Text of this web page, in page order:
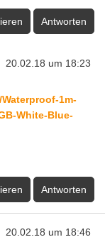
Antworten
20.02.18 um 18:23
1m-
White-Blue-
Antworten
20.02.18 um 18:46